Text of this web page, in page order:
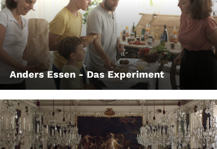
Anders Essen - Das Experiment